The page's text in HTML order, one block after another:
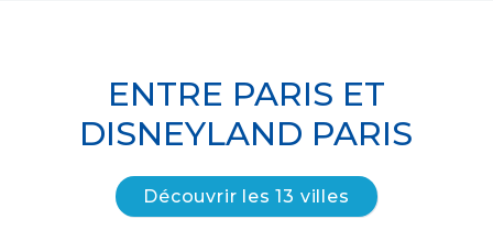
ENTRE PARIS ET
DISNEYLAND PARIS
Découvrir les 13 villes